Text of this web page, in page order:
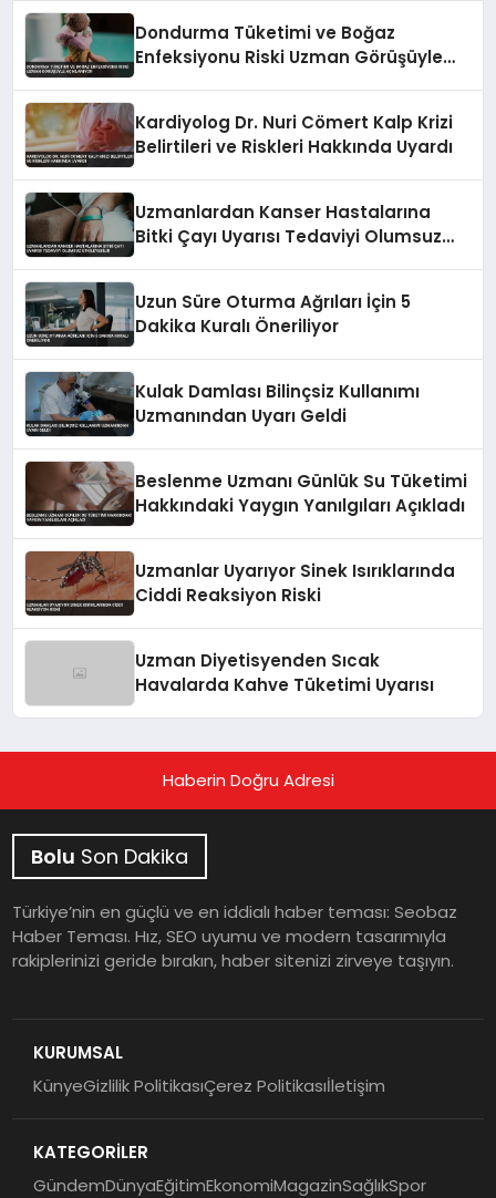
Dondurma Tüketimi ve Boğaz
Enfeksiyonu Riski Uzman Görüşüyle
Kardiyolog Dr. Nuri Cömert Kalp Krizi
Belirtileri ve Riskleri Hakkında Uyardı
Uzmanlardan Kanser Hastalarına
Bitki Çayı Uyarısı Tedaviyi Olumsuz
Uzun Süre Oturma Ağrıları İçin 5
Dakika Kuralı Öneriliyor
Kulak Damlası Bilinçsiz Kullanımı
Uzmanından Uyarı Geldi
Beslenme Uzmanı Günlük Su Tüketimi
Hakkındaki Yaygın Yanılgıları Açıkladı
Uzmanlar Uyarıyor Sinek Isırıklarında
Ciddi Reaksiyon Riski
Uzman Diyetisyenden Sıcak
Havalarda Kahve Tüketimi Uyarısı
Haberin Doğru Adresi
Bolu Son Dakika
Türkiye’nin en güçlü ve en iddialı haber teması: Seobaz
Haber Teması. Hız, SEO uyumu ve modern tasarımıyla
rakiplerinizi geride bırakın, haber sitenizi zirveye taşıyın.
KURUMSAL
KünyeGizlilik PolitikasıÇerez Politikasıİletişim
KATEGORİLER
GündemDünyaEğitimEkonomiMagazinSağlıkSpor